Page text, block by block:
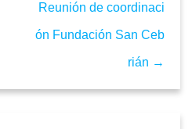
Reunión de coordinaci
ón Fundación San Ceb
rián →